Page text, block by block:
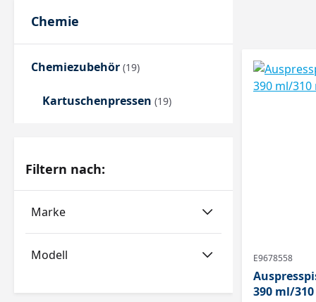
Chemie
Chemiezubehör (19)
Kartuschenpressen (19)
Filtern nach:
Marke
Modell E9678558
390 ml/